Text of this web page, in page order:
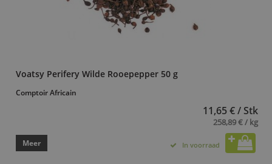
Voatsy Perifery Wilde Rooepepper 50 g
Comptoir Africain
11,65 € / Stk
258,89 € / kg
Meer In voorraad